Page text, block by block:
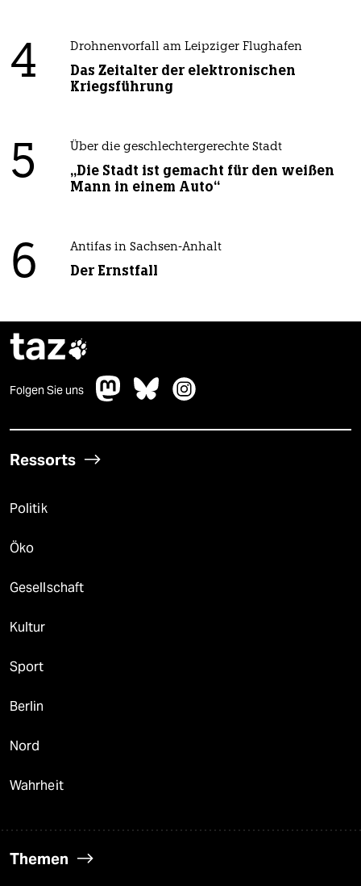
4 Drohnenvorfall am Leipziger Flughafen
Das Zeitalter der elektronischen
Kriegsführung
5 Über die geschlechtergerechte Stadt
„Die Stadt ist gemacht für den weißen
Mann in einem Auto“
6 Antifas in Sachsen-Anhalt
Der Ernstfall
taz
Folgen Sie uns
Ressorts
Politik
Öko
Gesellschaft
Kultur
Sport
Berlin
Nord
Wahrheit
Themen